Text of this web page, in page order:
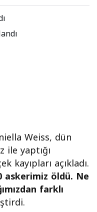
Weiss, dün
ile yaptığı
kayıpları açıkladı.
askerimiz öldü. Ne
farklı